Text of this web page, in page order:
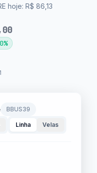
hoje: R$ 86,13
BBUS39
Linha Velas